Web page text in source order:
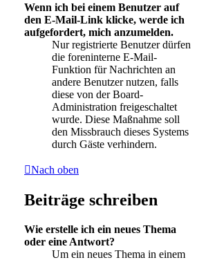
Wenn ich bei einem Benutzer auf
den E-Mail-Link klicke, werde ich
aufgefordert, mich anzumelden.
Nur registrierte Benutzer dürfen
die foreninterne E-Mail-
Funktion für Nachrichten an
andere Benutzer nutzen, falls
diese von der Board-
Administration freigeschaltet
wurde. Diese Maßnahme soll
den Missbrauch dieses Systems
durch Gäste verhindern.
Nach oben
Beiträge schreiben
Wie erstelle ich ein neues Thema
oder eine Antwort?
Um ein neues Thema in einem